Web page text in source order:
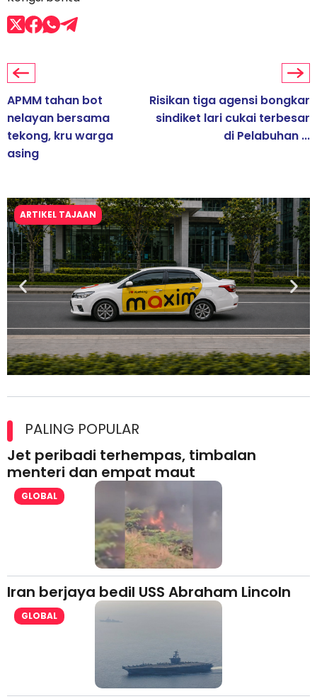
APMM tahan bot
nelayan bersama
tekong, kru warga
asing
Risikan tiga agensi bongkar
sindiket lari cukai terbesar
di Pelabuhan ...
ARTIKEL TAJAAN
lesen separuh pertama 2026
PALING POPULAR
Jet peribadi terhempas, timbalan
menteri dan empat maut
GLOBAL
Iran berjaya bedil USS Abraham Lincoln
GLOBAL